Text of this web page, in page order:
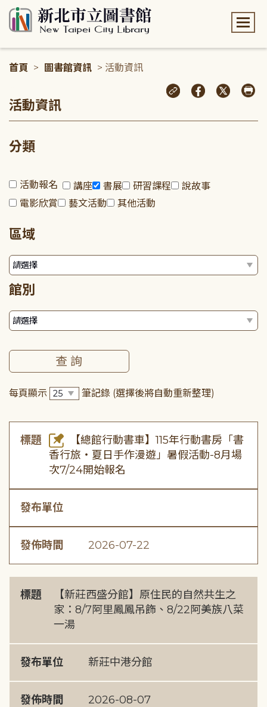
首頁 > 圖書館資訊 > 活動資訊
活動資訊
分類
活動報名 講座 書展 研習課程
說故事
電影欣賞
藝文活動 其他活動
區域
館別
每頁顯示 筆記錄 (選擇後將自動重新整理)
標題
【總館行動書車】115年行動書房「書
香行旅・夏日手作漫遊」暑假活動-8月場
次7/24開始報名
發布單位
發佈時間 2026-07-22
標題
【新莊西盛分館】原住民的自然共生之
家：8/7阿里鳳鳳吊飾、8/22阿美族八菜
一湯
發布單位 新莊中港分館
發佈時間 2026-08-07